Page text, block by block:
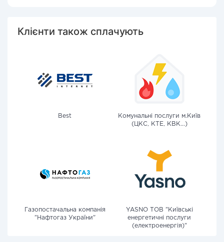
Клієнти також сплачують
Best
Комунальні послуги м.Київ
(ЦКС, КТЕ, КВК...)
Газопостачальна компанія
"Нафтогаз України"
YASNO ТОВ "Київські
енергетичні послуги
(електроенергія)"